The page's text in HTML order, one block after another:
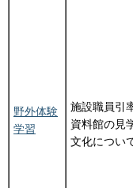
野外体験
学習
施設職員引
資料館の見
文化につい